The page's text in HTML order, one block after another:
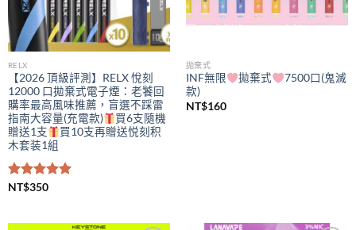
RELX
【2026 頂級評測】RELX 悅刻
12000 口拋棄式電子煙：老饕回
購率最高風味推薦，盲選不踩雷
指南大容量(充電款)
買6支隨機
贈送1支
買10支再贈送悦刻积
木套装1組
評分5.00
NT$350
拋棄式
INF無限 拋棄式
7500口(鬼滅
款)
NT$160